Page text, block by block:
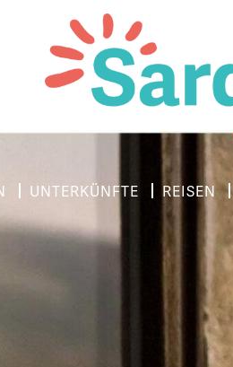
UNTERKÜNFTE REISEN